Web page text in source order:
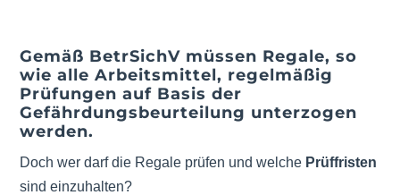
Gemäß BetrSichV müssen Regale, so
wie alle Arbeitsmittel, regelmäßig
Prüfungen auf Basis der
Gefährdungsbeurteilung unterzogen
werden.
Doch wer darf die Regale prüfen und welche Prüffristen
sind einzuhalten?